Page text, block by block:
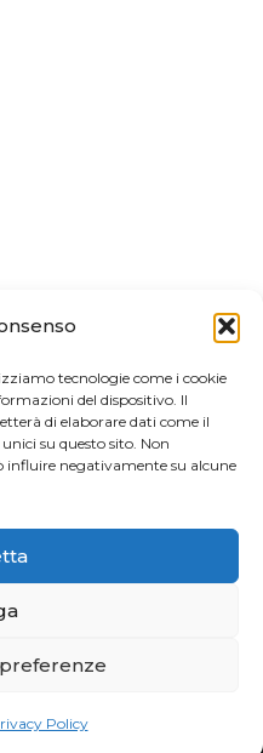
tecnologie come i cookie
del dispositivo. Il
di elaborare dati come il
su questo sito. Non
influire negativamente su alcune
Policy
MODICA (RG) – P. IVA: IT
cui all’art. 52 della L. 234/2012
relativo ai contributi
successivamente modificata
34/2019.